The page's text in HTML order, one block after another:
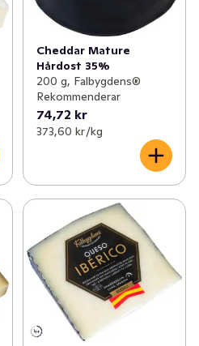
Cheddar Mature
Hårdost 35%
200 g, Falbygdens®
Rekommenderar
74,72 kr
373,60 kr /kg